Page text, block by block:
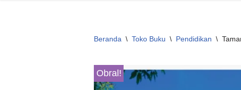
Beranda \ Toko Buku \ Pendidikan \
Obral!